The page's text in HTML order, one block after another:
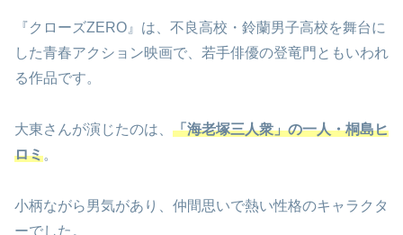
『クローズZERO』は、不良高校・鈴蘭男子高校を舞台に
した青春アクション映画で、若手俳優の登竜門ともいわれ
る作品です。
大東さんが演じたのは、 「海老塚三人衆」の一人・桐島ヒ
ロミ。
小柄ながら男気があり、仲間思いで熱い性格のキャラクタ
ーでした。